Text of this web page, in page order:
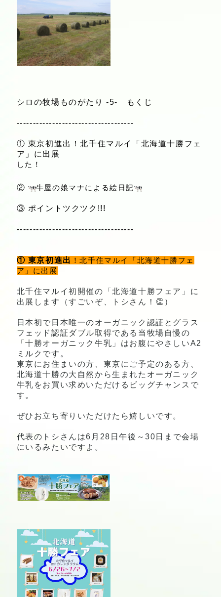
シロの牧場ものがたり -5- もくじ
------------------------------------
① 東京初進出！北千住マルイ「北海道十勝フェ
ア」に出展
した！
② 牛屋の娘マナによる絵日記
③ ポイントツクツク!!!
------------------------------------
① 東京初進出 ！北千住マルイ「北海道十勝フェ
ア」に出展
北千住マルイ初開催の「北海道十勝フェア」に
出展します（すごいぞ、トシさん！ 👏）
日本初で日本唯一のオーガニック認証とグラス
フェッド認証ダブル取得である当牧場自慢の
「十勝オーガニック牛乳」はお腹にやさしいA2
ミルクです。
東京にお住まいの方、東京にご予定のある方、
北海道十勝の大自然から生まれたオーガニック
牛乳をお買い求めいただけるビッグチャンスで
す。
ぜひお立ち寄りいただけたら嬉しいです。
代表のトシさんは6月28日午後～30日まで会場
にいるみたいですよ。